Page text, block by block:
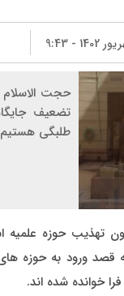
حجت
تضعیف
طلبگی
تهذیب حوزه علمیه
ورود به حوزه
خوانده شده اند.